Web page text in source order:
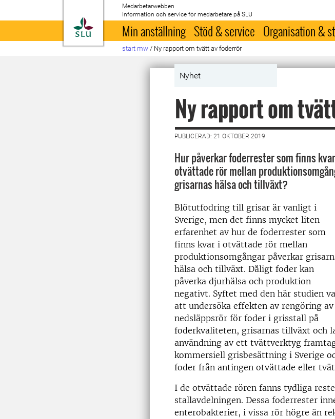
Till startsida
Medarbetarwebben
Information och service för medarbetare på SLU
Min anställning Stöd & service Organisation &
start mw / Ny rapport om tvätt av foderrör
Nyhet
Ny rapport om
PUBLICERAD: 21 OKTOBER 2019
Hur påverkar foderrester som finns
otvättade rör mellan
grisarnas hälsa och tillväxt?
Blötutfodring till grisar är vanligt i
Sverige, men det finns mycket liten
erfarenhet av hur de foderrester som
finns kvar i otvättade rör mellan
produktionsomgångar påverkar
hälsa och tillväxt. Dåligt foder kan
påverka djurhälsa och produktion
negativt. Syftet med den här studien
att undersöka effekten av rengöring av
nedsläppsrör för foder i grisstall på
foderkvaliteten, grisarnas tillväxt och
användning av ett tvättverktyg
kommersiell grisbesättning i Sverige
foder från antingen otvättade eller
I de otvättade rören fanns tydliga
stallavdelningen. Dessa foderrester
enterobakterier, i vissa rör högre än